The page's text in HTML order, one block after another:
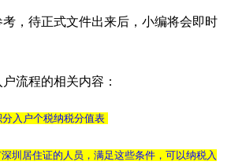
待正式文件出来后，小编将会即时
程的相关内容：
入户个税纳税分值表
圳居住证的人员，满足这些条件，可以纳税入